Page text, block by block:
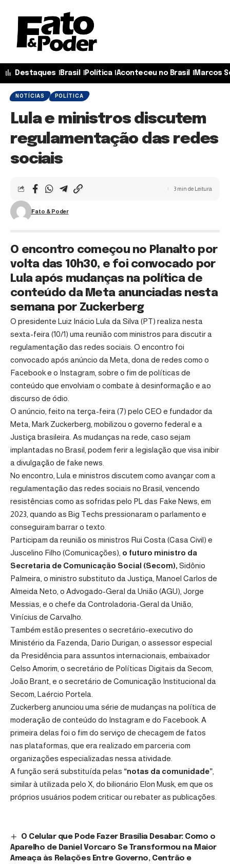
Destaques Brasil Política Aconteceu no Brasil Marcos
NOTÍCIAS POLÍTICA
Lula e ministros discutem
regulamentação das redes
sociais
Fato & Poder
3 min de Leitura
O encontro começou no Planalto por
volta das 10h30, e foi convocado por
Lula após mudanças na política de
conteúdo da Meta anunciadas nesta
semana por Zuckerberg
O presidente Luiz Inácio Lula da Silva (PT) realiza nesta
sexta-feira (10/1) uma reunião com ministros para discutir a
regulamentação das redes sociais. O encontro foi
convocado após anúncio da Meta, dona de redes como o
Facebook e o Instagram, sobre o fim de políticas de
conteúdo que envolviam o combate à desinformação e ao
discurso de ódio.
O anúncio, feito na terça-feira (7) pelo CEO e fundador da
Meta, Mark Zuckerberg, mobilizou o governo federal e a
Justiça brasileira. As mudanças na rede, caso sejam
implantadas no Brasil, podem ferir a legislação que visa inibir
a divulgação de fake news.
No encontro, Lula e ministros discutem como avançar com a
regulamentação das redes sociais no Brasil, vencendo
resistências como as sofridas pelo PL das Fake News, em
2023, quando as Big Techs pressionaram o parlamento e
conseguiram barrar o texto.
Participam da reunião os ministros Rui Costa (Casa Civil) e
Juscelino Filho (Comunicações), o futuro ministro da
Secretaria de Comunicação Social (Secom), Sidônio
Palmeira, o ministro substituto da Justiça, Manoel Carlos de
Almeida Neto, o Advogado-Geral da União (AGU), Jorge
Messias, e o chefe da Controladoria-Geral da União,
Vinícius de Carvalho.
Também estão presentes o secretário-executivo do
Ministério da Fazenda, Dario Durigan, o assessor especial
da Presidência para assuntos internacionais, embaixador
Celso Amorim, o secretário de Políticas Digitais da Secom,
João Brant, e o secretário de Comunicação Institucional da
Secom, Laércio Portela.
Zuckerberg anunciou uma série de mudanças na política de
moderação de conteúdo do Instagram e do Facebook. A
primeira delas foi o fim do serviço de checagem de fatos
nas plataformas, que era realizado em parceria com
organizações especializadas nessa atividade.
A função será substituída pelas “notas da comunidade”
similar à utilizada pelo X, do bilionário Elon Musk, em que os
próprios usuários podem criticar ou rebater as publicações.
O Celular que Pode Fazer Brasília Desabar: Como o
Aparelho de Daniel Vorcaro Se Transformou na Maior
Ameaça às Relações Entre Governo, Centrão e